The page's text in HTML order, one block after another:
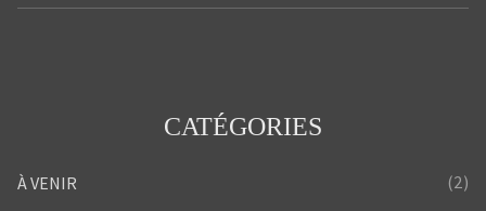
CATÉGORIES
À VENIR (2)